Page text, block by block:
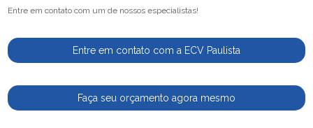
Entre em contato com um de nossos especialistas!
Entre em contato com a ECV Paulista
Faça seu orçamento agora mesmo